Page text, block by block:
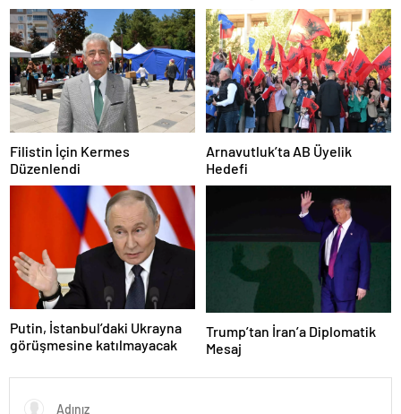
Filistin İçin Kermes
Düzenlendi
Arnavutluk’ta AB Üyelik
Hedefi
Putin, İstanbul’daki Ukrayna
görüşmesine katılmayacak
Trump’tan İran’a Diplomatik
Mesaj